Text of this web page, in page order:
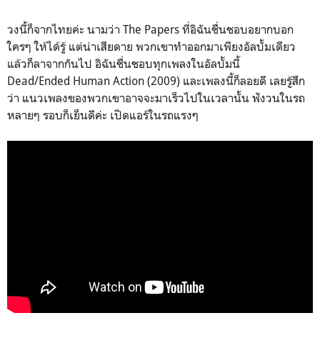
วงนี้ก็จากไทยค่ะ นามว่า The Papers ที่อิฉันชื่นชอบอยากบอก
ใครๆ ให้ได้รู้ แต่น่าเสียดาย พวกเขาทำออกมาเพียงอัลบั้มเดียว
แล้วก็ลาจากกันไป อิฉันชื่นชอบทุกเพลงในอัลบั้มนี้
Dead/Ended Human Action (2009) และเพลงนี้ก็ลอยดี เลยรู้สึก
ว่า แนวเพลงของพวกเขาอาจจะมาเร็วไปในเวลานั้น ฟังวนในรถ
หลายๆ รอบก็เย็นดีค่ะ เปิดแอร์ในรถแรงๆ